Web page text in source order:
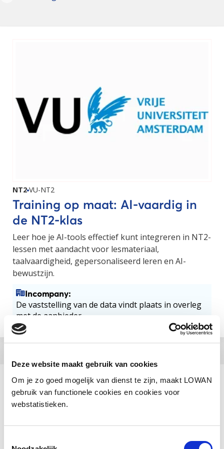
Deze website maakt gebruik van cookies
Om je zo goed mogelijk van dienst te zijn, maakt LOWAN
gebruik van functionele cookies en cookies voor
webstatistieken.
NT2 VU-NT2
Training op maat: AI-vaardig in
de NT2-klas
Leer hoe je AI-tools effectief kunt integreren in NT2-
lessen met aandacht voor lesmateriaal,
taalvaardigheid, gepersonaliseerd leren en AI-
bewustzijn.
Incompany:
De vaststelling van de data vindt plaats in overleg
met de aanbieder.
Aanbieder
VU-NT2